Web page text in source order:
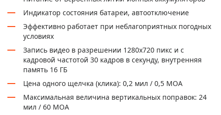
Индикатор состояния батареи, автоотключение
Эффективно работает при неблагоприятных погодных
условиях
Запись видео в разрешении 1280х720 пикс и с
кадровой частотой 30 кадров в секунду, внутренняя
память 16 ГБ
Цена одного щелчка (клика): 0,2 мил / 0,5 МОА
Максимальная величина вертикальных поправок: 24
мил / 60 МОА